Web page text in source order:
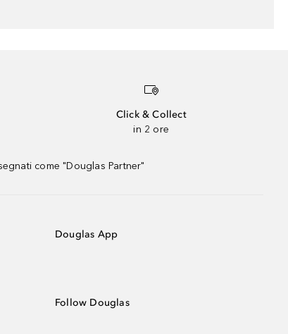
Click & Collect
in 2 ore
come "Douglas Partner"
Douglas App
Follow Douglas